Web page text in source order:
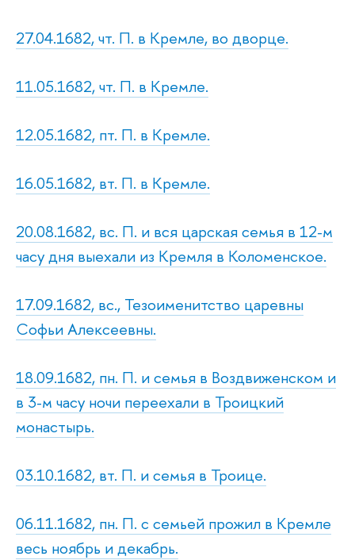
27.04.1682, чт. П. в Кремле, во дворце.
11.05.1682, чт. П. в Кремле.
12.05.1682, пт. П. в Кремле.
16.05.1682, вт. П. в Кремле.
20.08.1682, вс. П. и вся царская семья в 12-м
часу дня выехали из Кремля в Коломенское.
17.09.1682, вс., Тезоименитство царевны
Софьи Алексеевны.
18.09.1682, пн. П. и семья в Воздвиженском и
в 3-м часу ночи переехали в Троицкий
монастырь.
03.10.1682, вт. П. и семья в Троице.
06.11.1682, пн. П. с семьей прожил в Кремле
весь ноябрь и декабрь.